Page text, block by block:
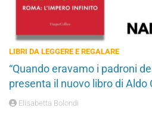
LIBRI DA LEGGERE E REGALARE
“Quando eravamo i padroni
presenta il nuovo libro di Aldo
Elisabetta Bolondi